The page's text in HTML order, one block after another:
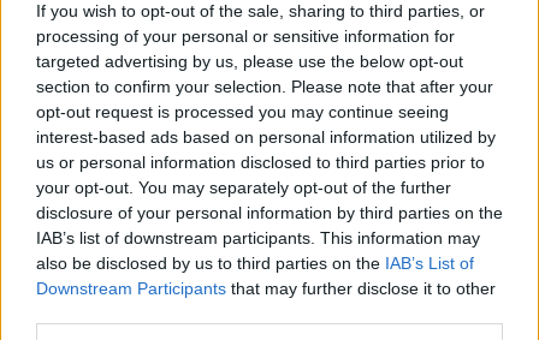
If you wish to opt-out of the sale, sharing to third parties, or
processing of your personal or sensitive information for
targeted advertising by us, please use the below opt-out
section to confirm your selection. Please note that after your
opt-out request is processed you may continue seeing
interest-based ads based on personal information utilized by
us or personal information disclosed to third parties prior to
your opt-out. You may separately opt-out of the further
disclosure of your personal information by third parties on the
IAB’s list of downstream participants. This information may
also be disclosed by us to third parties on the IAB’s List of
Downstream Participants that may further disclose it to other
ΣΗΜΕΡΑ ΠΟΛΙΤΙΣΜΟΣ
ΕΙΔΗΣΕΙΣ
Σοκ στην Κρήτη: Τουρίστας επιχείρησε να
χρηματίσει υπάλληλο για του επιτρέψει να
ασελγήσει σε ανήλικη
LIFESTYLE
Έξαλλη Ιουλία Καλλιμάνη πλήρωσε με το ίδιο
νόμισμα θαμώνα: «Εσένα σου αρέσει αυτό;»